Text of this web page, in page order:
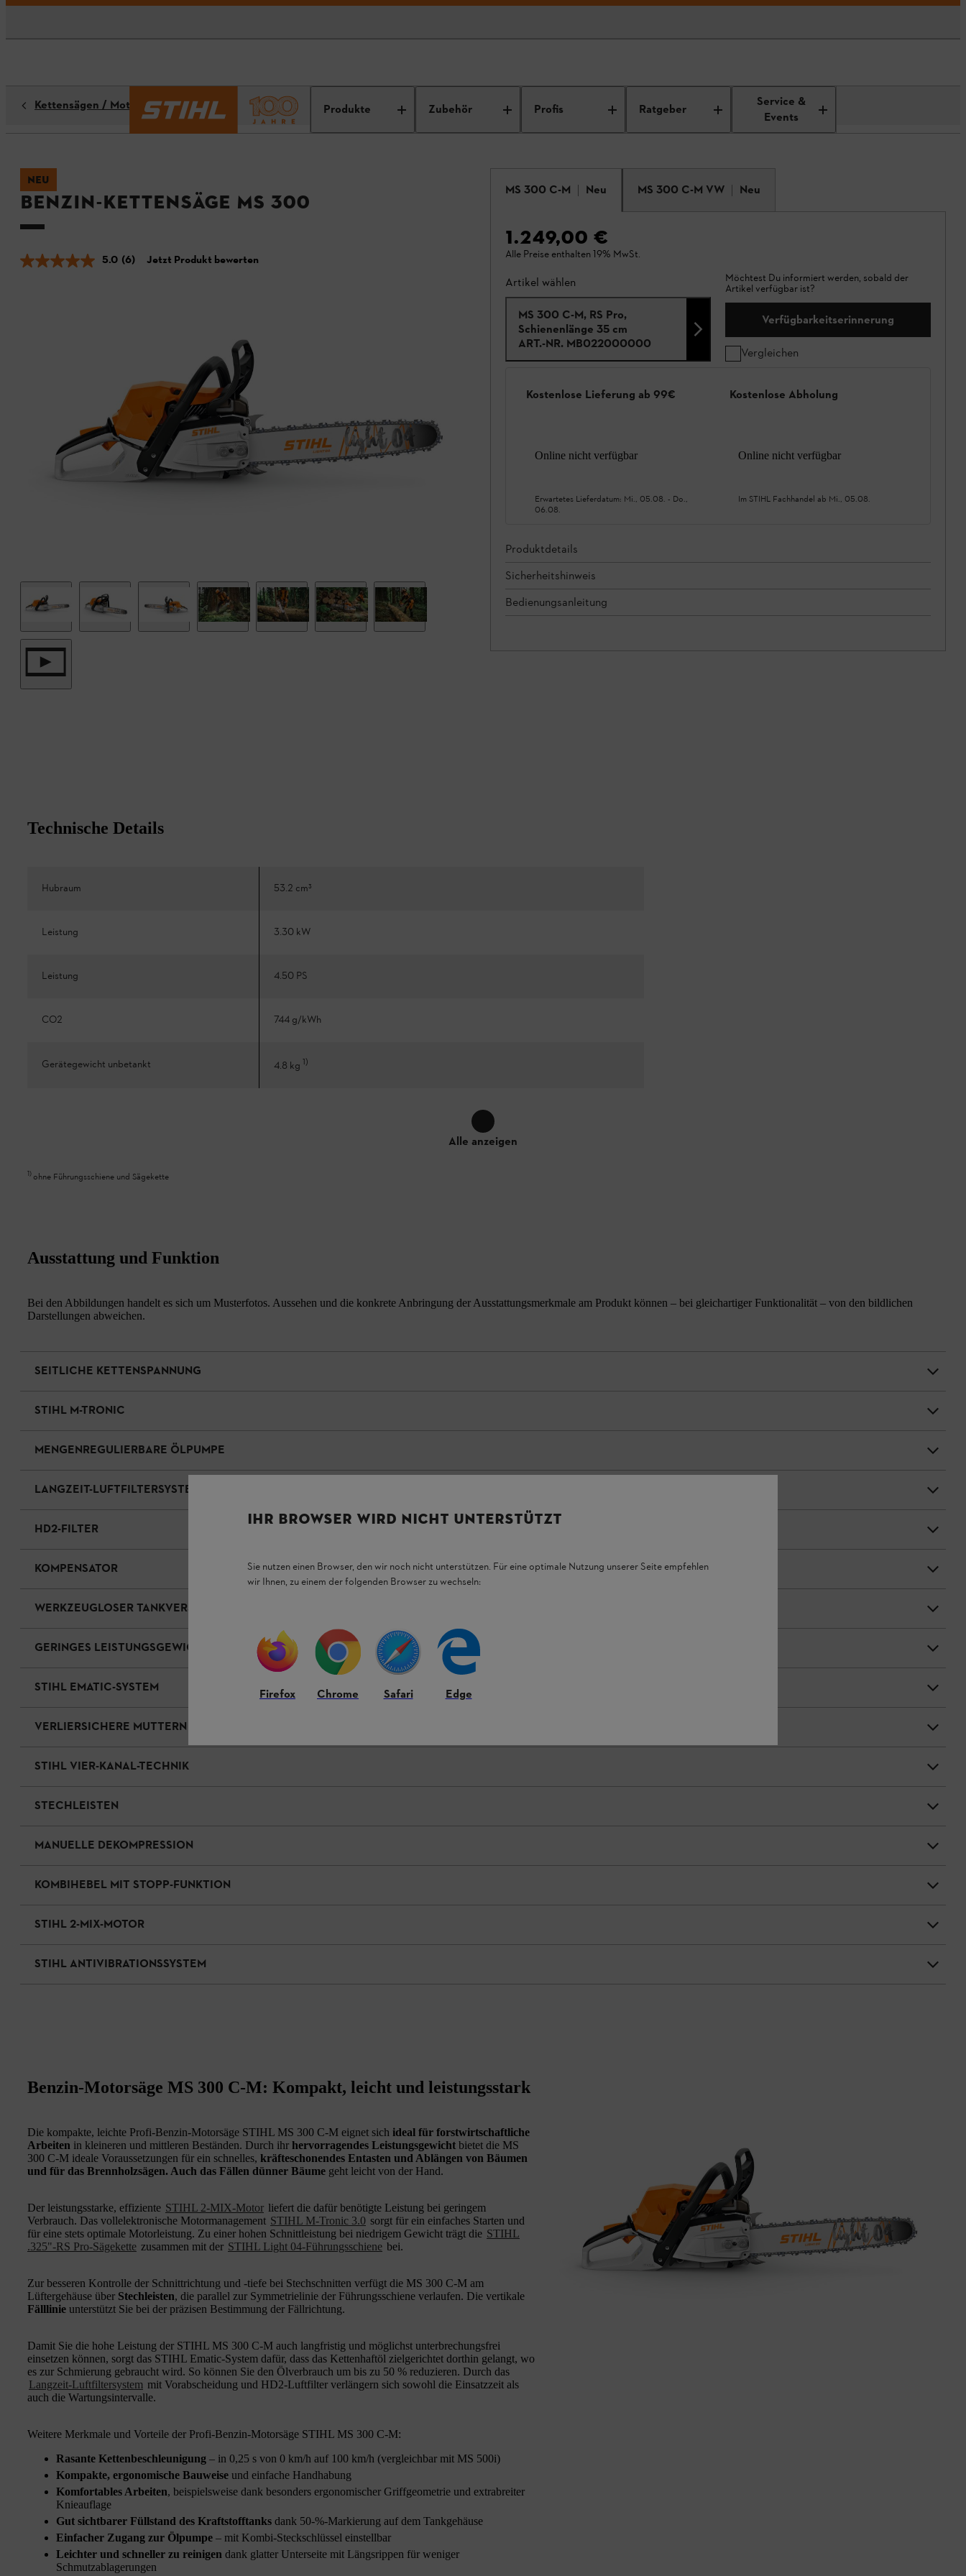
Produkte Zubehör Profis Ratgeber
Service &
Events
Kettensägen / Motorsägen
NEU
Benzin-Kettensäge MS 300
5.0 (6) Jetzt Produkt bewerten
MS 300 C-M Neu MS 300 C-M VW Neu
1.249,00 €
Alle Preise enthalten 19% MwSt.
Artikel wählen
MS 300 C-M, RS Pro,
Schienenlänge 35 cm
ART.-NR. MB022000000
Möchtest Du informiert werden, sobald der
Artikel verfügbar ist?
Verfügbarkeitserinnerung
Vergleichen
Kostenlose Lieferung ab 99€
Online nicht verfügbar
Erwartetes Lieferdatum: Mi., 05.08. - Do.,
06.08.
Kostenlose Abholung
Online nicht verfügbar
Im STIHL Fachhandel ab Mi., 05.08.
Produktdetails
Sicherheitshinweis
Bedienungsanleitung
Technische Details
Hubraum 53.2 cm³
Leistung 3.30 kW
Leistung 4.50 PS
CO2 744 g/kWh
Gerätegewicht unbetankt 4.8 kg 1)
Alle anzeigen
1) ohne Führungsschiene und Sägekette
Ausstattung und Funktion
Bei den Abbildungen handelt es sich um Musterfotos. Aussehen und die konkrete Anbringung der Ausstattungsmerkmale am Produkt können – bei gleichartiger Funktionalität – von den bildlichen
Darstellungen abweichen.
SEITLICHE KETTENSPANNUNG
STIHL M-TRONIC
MENGENREGULIERBARE ÖLPUMPE
LANGZEIT-LUFTFILTERSYSTEM FÜR MOTORSÄGEN
HD2-FILTER
KOMPENSATOR
WERKZEUGLOSER TANKVERSCHLUSS FÜR ÖLTANKS
GERINGES LEISTUNGSGEWICHT
STIHL EMATIC-SYSTEM
VERLIERSICHERE MUTTERN
STIHL VIER-KANAL-TECHNIK
STECHLEISTEN
MANUELLE DEKOMPRESSION
KOMBIHEBEL MIT STOPP-FUNKTION
STIHL 2-MIX-MOTOR
STIHL ANTIVIBRATIONSSYSTEM
Benzin-Motorsäge MS 300 C-M: Kompakt, leicht und leistungsstark
Die kompakte, leichte Profi-Benzin-Motorsäge STIHL MS 300 C-M eignet sich ideal für forstwirtschaftliche
Arbeiten in kleineren und mittleren Beständen. Durch ihr hervorragendes Leistungsgewicht bietet die MS
300 C-M ideale Voraussetzungen für ein schnelles, kräfteschonendes Entasten und Ablängen von Bäumen
und für das Brennholzsägen. Auch das Fällen dünner Bäume geht leicht von der Hand.
Der leistungsstarke, effiziente STIHL 2-MIX-Motor liefert die dafür benötigte Leistung bei geringem
Verbrauch. Das vollelektronische Motormanagement STIHL M-Tronic 3.0 sorgt für ein einfaches Starten und
für eine stets optimale Motorleistung. Zu einer hohen Schnittleistung bei niedrigem Gewicht trägt die STIHL
.325"-RS Pro-Sägekette zusammen mit der STIHL Light 04-Führungsschiene bei.
Zur besseren Kontrolle der Schnittrichtung und -tiefe bei Stechschnitten verfügt die MS 300 C-M am
Lüftergehäuse über Stechleisten, die parallel zur Symmetrielinie der Führungsschiene verlaufen. Die vertikale
Fälllinie unterstützt Sie bei der präzisen Bestimmung der Fällrichtung.
Damit Sie die hohe Leistung der STIHL MS 300 C-M auch langfristig und möglichst unterbrechungsfrei
einsetzen können, sorgt das STIHL Ematic-System dafür, dass das Kettenhaftöl zielgerichtet dorthin gelangt, wo
es zur Schmierung gebraucht wird. So können Sie den Ölverbrauch um bis zu 50 % reduzieren. Durch das
Langzeit-Luftfiltersystem mit Vorabscheidung und HD2-Luftfilter verlängern sich sowohl die Einsatzzeit als
auch die Wartungsintervalle.
Weitere Merkmale und Vorteile der Profi-Benzin-Motorsäge STIHL MS 300 C-M:
Rasante Kettenbeschleunigung – in 0,25 s von 0 km/h auf 100 km/h (vergleichbar mit MS 500i)
Kompakte, ergonomische Bauweise und einfache Handhabung
Komfortables Arbeiten, beispielsweise dank besonders ergonomischer Griffgeometrie und extrabreiter
Knieauflage
Gut sichtbarer Füllstand des Kraftstofftanks dank 50-%-Markierung auf dem Tankgehäuse
Einfacher Zugang zur Ölpumpe – mit Kombi-Steckschlüssel einstellbar
Leichter und schneller zu reinigen dank glatter Unterseite mit Längsrippen für weniger
Schmutzablagerungen
IHR BROWSER WIRD NICHT UNTERSTÜTZT
Sie nutzen einen Browser, den wir noch nicht unterstützen. Für eine optimale Nutzung unserer Seite empfehlen
wir Ihnen, zu einem der folgenden Browser zu wechseln:
Firefox Chrome Safari Edge